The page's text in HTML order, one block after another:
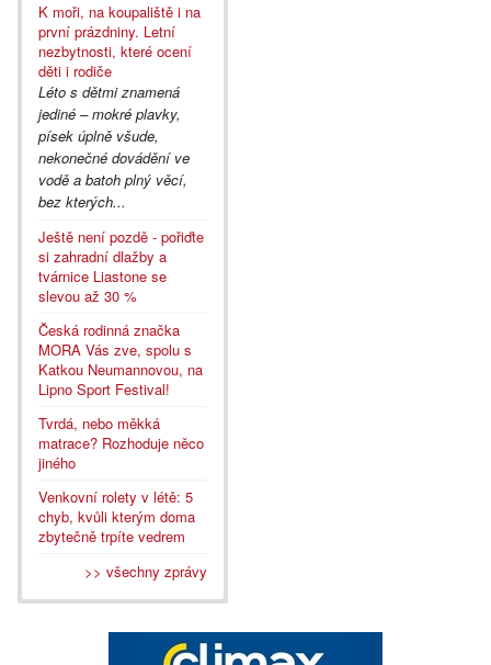
K moři, na koupaliště i na
první prázdniny. Letní
nezbytnosti, které ocení
děti i rodiče
Léto s dětmi znamená
jediné – mokré plavky,
písek úplně všude,
nekonečné dovádění ve
vodě a batoh plný věcí,
bez kterých...
Ještě není pozdě - pořiďte
si zahradní dlažby a
tvárnice Liastone se
slevou až 30 %
Česká rodinná značka
MORA Vás zve, spolu s
Katkou Neumannovou, na
Lipno Sport Festival!
Tvrdá, nebo měkká
matrace? Rozhoduje něco
jiného
Venkovní rolety v létě: 5
chyb, kvůli kterým doma
zbytečně trpíte vedrem
>> všechny zprávy